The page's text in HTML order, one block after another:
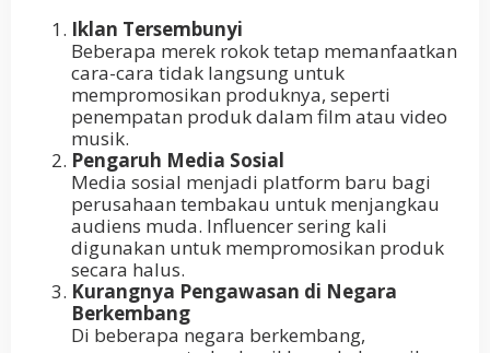
Iklan Tersembunyi
Beberapa merek rokok tetap memanfaatkan
cara-cara tidak langsung untuk
mempromosikan produknya, seperti
penempatan produk dalam film atau video
musik.
Pengaruh Media Sosial
Media sosial menjadi platform baru bagi
perusahaan tembakau untuk menjangkau
audiens muda. Influencer sering kali
digunakan untuk mempromosikan produk
secara halus.
Kurangnya Pengawasan di Negara
Berkembang
Di beberapa negara berkembang,